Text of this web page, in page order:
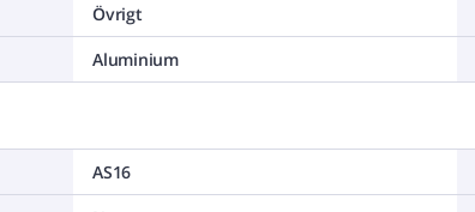
Övrigt
Aluminium
AS16